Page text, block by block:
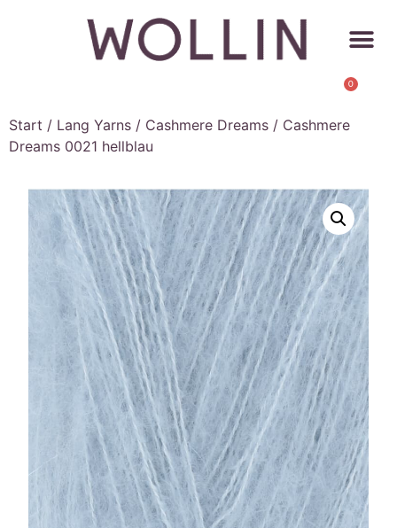
0
Start / Lang Yarns / Cashmere Dreams / Cashmere
Dreams 0021 hellblau